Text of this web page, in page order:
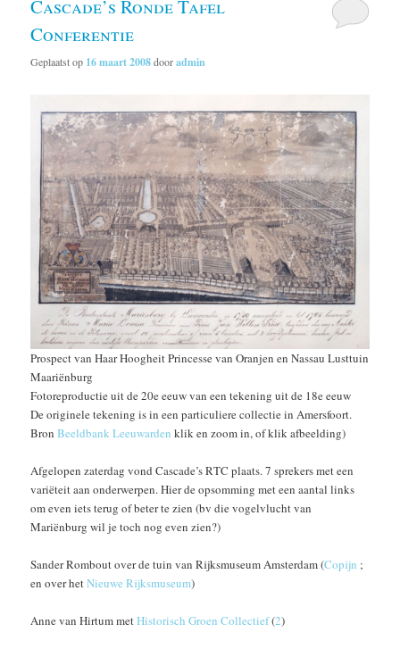
Cascade’s Ronde Tafel
Conferentie
Geplaatst op 16 maart 2008dooradmin
Prospect van Haar Hoogheit Princesse van Oranjen en Nassau Lusttuin
Maariënburg
Fotoreproductie uit de 20e eeuw van een tekening uit de 18e eeuw
De originele tekening is in een particuliere collectie in Amersfoort.
BronBeeldbank Leeuwarden klik en zoom in, of klik afbeelding)
Afgelopen zaterdag vond Cascade’s RTC plaats. 7 sprekers met een
variëteit aan onderwerpen. Hier de opsomming met een aantal links
om even iets terug of beter te zien (bv die vogelvlucht van
Mariënburg wil je toch nog even zien?)
Sander Rombout over de tuin van Rijksmuseum Amsterdam (Copijn ;
en over hetNieuwe Rijksmuseum)
Anne van Hirtum metHistorisch Groen Collectief(2)